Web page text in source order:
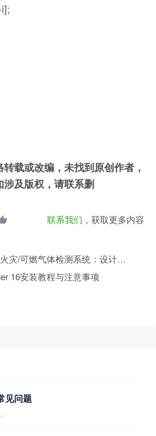
载或改编，未找到原创作者，
及版权，请联系删
联系我们 ，获取更多内容
基于单片机的火灾/可燃气体检测系统：设计报告+源码+Proteus仿真+PCB+开题+中期报告
16安装教程与注意事项
见问题